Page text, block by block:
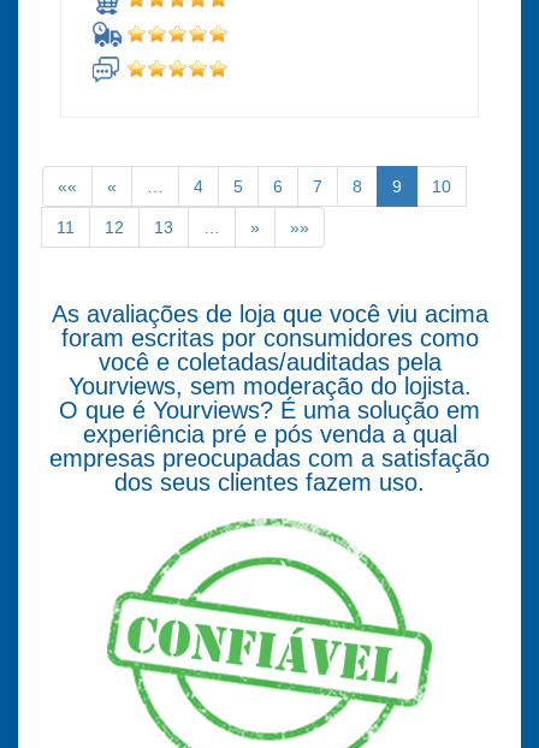
«« « 4 5 6 7 8 9 10
11 12 13 » »»
As avaliações de loja que você viu acima
foram escritas por consumidores como
você e coletadas/auditadas pela
Yourviews, sem moderação do lojista.
O que é Yourviews? É uma solução em
experiência pré e pós venda a qual
empresas preocupadas com a satisfação
dos seus clientes fazem uso.